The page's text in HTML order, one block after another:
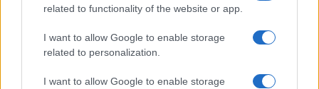
related to functionality of the website or app.
I want to allow Google to enable storage
related to personalization.
I want to allow Google to enable storage